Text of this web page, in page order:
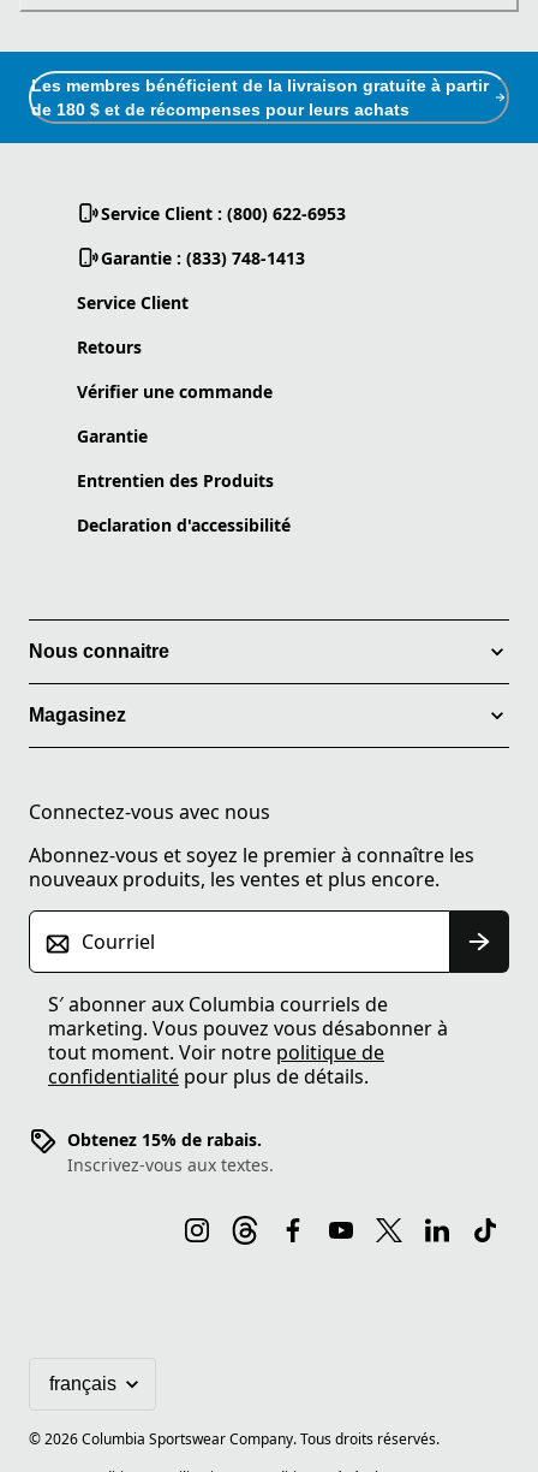
Les membres bénéficient de la livraison gratuite à partir
de 180 $ et de récompenses pour leurs achats
Service Client : (800) 622-6953
Garantie : (833) 748-1413
Service Client
Retours
Vérifier une commande
Garantie
Entrentien des Produits
Declaration d'accessibilité
Nous connaitre
Magasinez
Connectez-vous avec nous
Abonnez-vous et soyez le premier à connaître les
nouveaux produits, les ventes et plus encore.
Courriel
S′ abonner aux Columbia courriels de
marketing. Vous pouvez vous désabonner à
tout moment. Voir notre politique de
confidentialité pour plus de détails.
Obtenez 15% de rabais.
Inscrivez-vous aux textes.
©2026Columbia Sportswear Company. Tous droits réservés.